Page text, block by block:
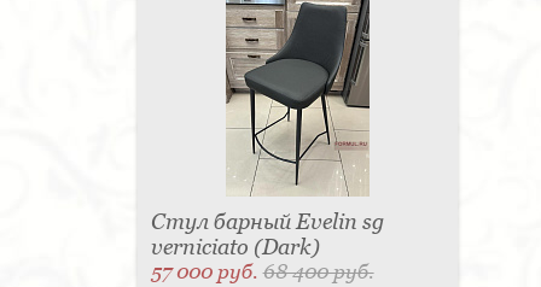
Стул барный Evelin sg
verniciato (Dark)
57 000 руб.68 400 руб.